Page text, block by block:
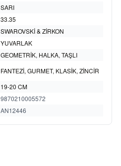
SARI
33.35
SWAROVSKİ & ZİRKON
YUVARLAK
GEOMETRİK, HALKA, TAŞLI
FANTEZİ, GURMET, KLASİK, ZİNCİR
19-20 CM
9870210005572
AN12446